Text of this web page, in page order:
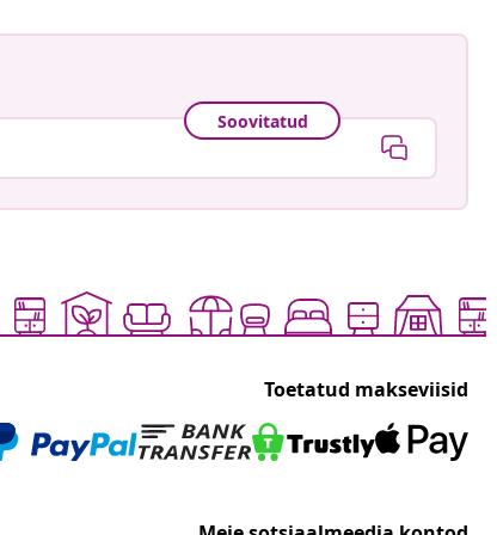
Soovitatud
Toetatud makseviisid